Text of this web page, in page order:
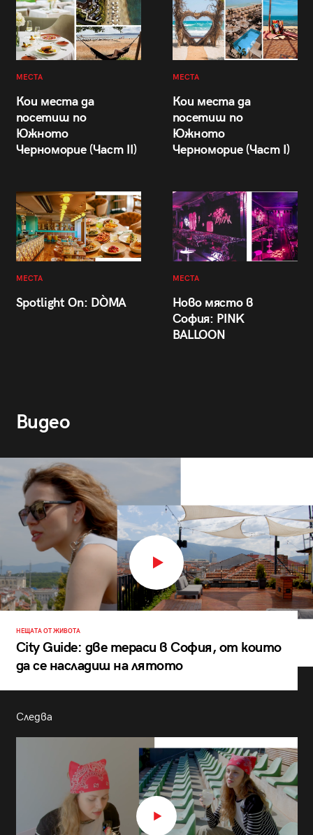
МЕСТА
Кои места да
посетиш по
Южното
Черноморие (Част II)
МЕСТА
Кои места да
посетиш по
Южното
Черноморие (Част I)
МЕСТА
Spotlight On: DÒMA
МЕСТА
Ново място в
София: PINK
BALLOON
Видео
НЕЩАТА ОТ ЖИВОТА
City Guide: две тераси в София, от които
да се насладиш на лятото
Следва